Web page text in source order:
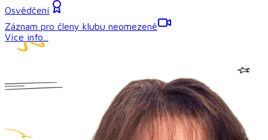
Osvědčení
Záznam pro členy klubu neomezeně
Více info...